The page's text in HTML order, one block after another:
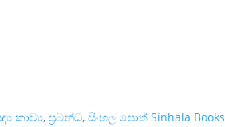
කාව්‍ය,ප්‍රබන්ධ,සිංහල පොත් Sinhala Books